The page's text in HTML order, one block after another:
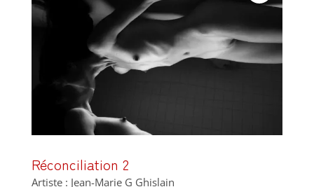
Réconciliation 2
Artiste : Jean-Marie G Ghislain